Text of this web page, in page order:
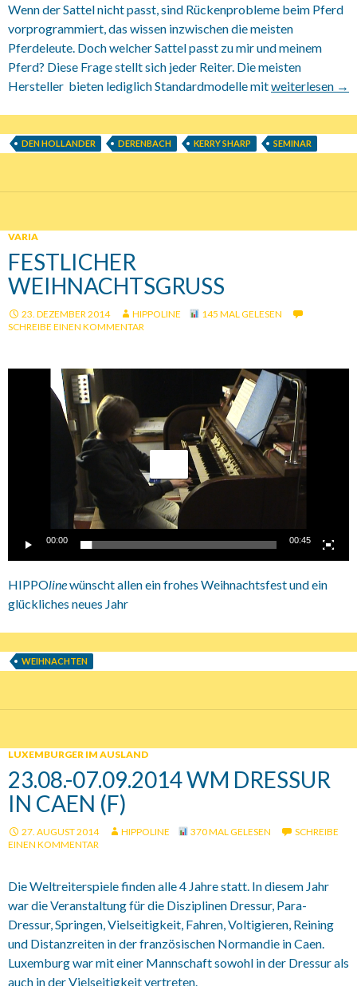
Wenn der Sattel nicht passt, sind Rückenprobleme beim Pferd
vorprogrammiert, das wissen inzwischen die meisten
Pferdeleute. Doch welcher Sattel passt zu mir und meinem
Pferd? Diese Frage stellt sich jeder Reiter. Die meisten
Hersteller bieten lediglich Standardmodelle mit08.05.2015 –
weiterlesen →
DEN HOLLANDER DERENBACH KERRY SHARP SEMINAR
VARIA
FESTLICHER
WEIHNACHTSGRUSS
23. DEZEMBER 2014 HIPPOLINE
145 MAL GELESEN
SCHREIBE EINEN KOMMENTAR
00:00 00:45
HIPPOlinewünscht allen ein frohes Weihnachtsfest und ein
glückliches neues Jahr
WEIHNACHTEN
LUXEMBURGER IM AUSLAND
23.08.-07.09.2014 WM DRESSUR
IN CAEN (F)
27. AUGUST 2014 HIPPOLINE 370 MAL GELESEN
SCHREIBE
EINEN KOMMENTAR
Die Weltreiterspiele finden alle 4 Jahre statt. In diesem Jahr
war die Veranstaltung für die Disziplinen Dressur, Para-
Dressur, Springen, Vielseitigkeit, Fahren, Voltigieren, Reining
und Distanzreiten in der französischen Normandie in Caen.
Luxemburg war mit einer Mannschaft sowohl in der Dressur als
auch in der Vielseitigkeit vertreten.